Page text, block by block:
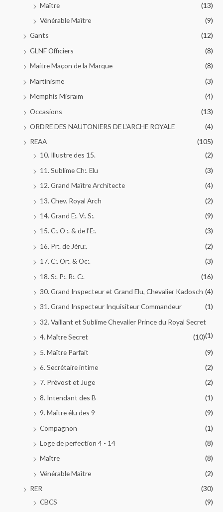
Maître
(13)
Vénérable Maître
(9)
Gants
(12)
GLNF Officiers
(8)
Maitre Maçon de la Marque
(8)
Martinisme
(3)
Memphis Misraïm
(4)
Occasions
(13)
ORDRE DES NAUTONIERS DE L'ARCHE ROYALE
(4)
REAA
(105)
10. Illustre des 15.
(2)
11. Sublime Ch:. Elu
(3)
12. Grand Maître Architecte
(4)
13. Chev. Royal Arch
(2)
14. Grand E:. V:. S:.
(9)
15. C:. O :. & de l'E:.
(3)
16. Pr:. de Jéru:.
(2)
17. C:. Or:. & Oc:.
(3)
18. S:. P:. R:. C:.
(16)
30. Grand Inspecteur et Grand Elu, Chevalier Kadosch (4)
31. Grand Inspecteur Inquisiteur Commandeur
(1)
32. Vaillant et Sublime Chevalier Prince du Royal Secret
(1)
4. Maître Secret
(10)
5. Maître Parfait
(9)
6. Secrétaire intime
(2)
7. Prévost et Juge
(2)
8. Intendant des B
(1)
9. Maître élu des 9
(9)
Compagnon
(1)
Loge de perfection 4 - 14
(8)
Maître
(8)
Vénérable Maître
(2)
RER
(30)
CBCS
(9)